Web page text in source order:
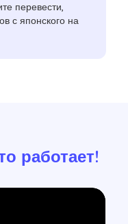
перевести,
с японского на
работает!